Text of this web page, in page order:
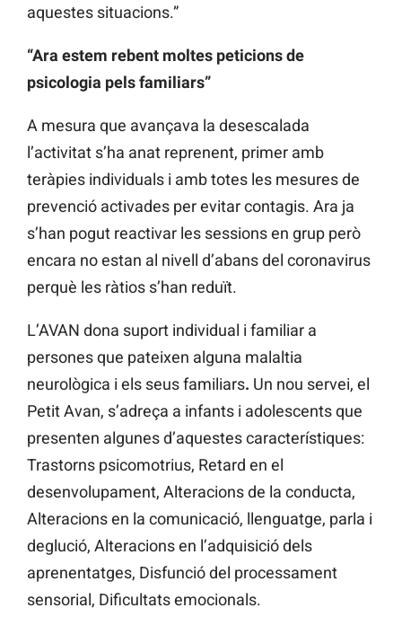
aquestes situacions.”
“Ara estem rebent moltes peticions de
psicologia pels familiars”
A mesura que avançava la desescalada
l’activitat s’ha anat reprenent, primer amb
teràpies individuals i amb totes les mesures de
prevenció activades per evitar contagis. Ara ja
s’han pogut reactivar les sessions en grup però
encara no estan al nivell d’abans del coronavirus
perquè les ràtios s’han reduït.
L’AVAN dona suport individual i familiar a
persones que pateixen alguna malaltia
neurològica i els seus familiars. Un nou servei, el
Petit Avan, s’adreça a infants i adolescents que
presenten algunes d’aquestes característiques:
Trastorns psicomotrius, Retard en el
desenvolupament, Alteracions de la conducta,
Alteracions en la comunicació, llenguatge, parla i
deglució, Alteracions en l’adquisició dels
aprenentatges, Disfunció del processament
sensorial, Dificultats emocionals.